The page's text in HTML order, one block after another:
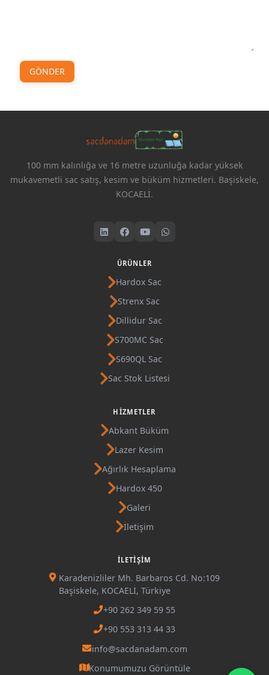
GÖNDER
100 mm kalınlığa ve 16 metre uzunluğa kadar yüksek
mukavemetli sac satış, kesim ve büküm hizmetleri. Başiskele,
KOCAELİ.
ÜRÜNLER
Hardox Sac
Strenx Sac
Dillidur Sac
S700MC Sac
S690QL Sac
Sac Stok Listesi
HIZMETLER
Abkant Büküm
Lazer Kesim
Ağırlık Hesaplama
Hardox 450
Galeri
İletişim
İLETIŞIM
Karadenizliler Mh. Barbaros Cd. No:109
Başiskele, KOCAELİ, Türkiye
+90 262 349 59 55
+90 553 313 44 33
info@sacdanadam.com
Konumumuzu Görüntüle